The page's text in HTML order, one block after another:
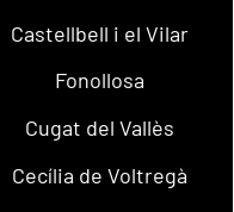
Castellbell i el Vilar
Fonollosa
Cugat del Vallès
Cecília de Voltregà